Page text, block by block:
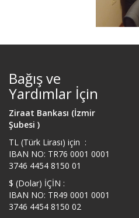
Bağış ve
Yardımlar İçin
Ziraat Bankası (İzmir
Şubesi )
TL (Türk Lirası) için :
IBAN NO: TR76 0001 0001
3746 4454 8150 01
$ (Dolar) İÇİN :
IBAN NO: TR49 0001 0001
3746 4454 8150 02